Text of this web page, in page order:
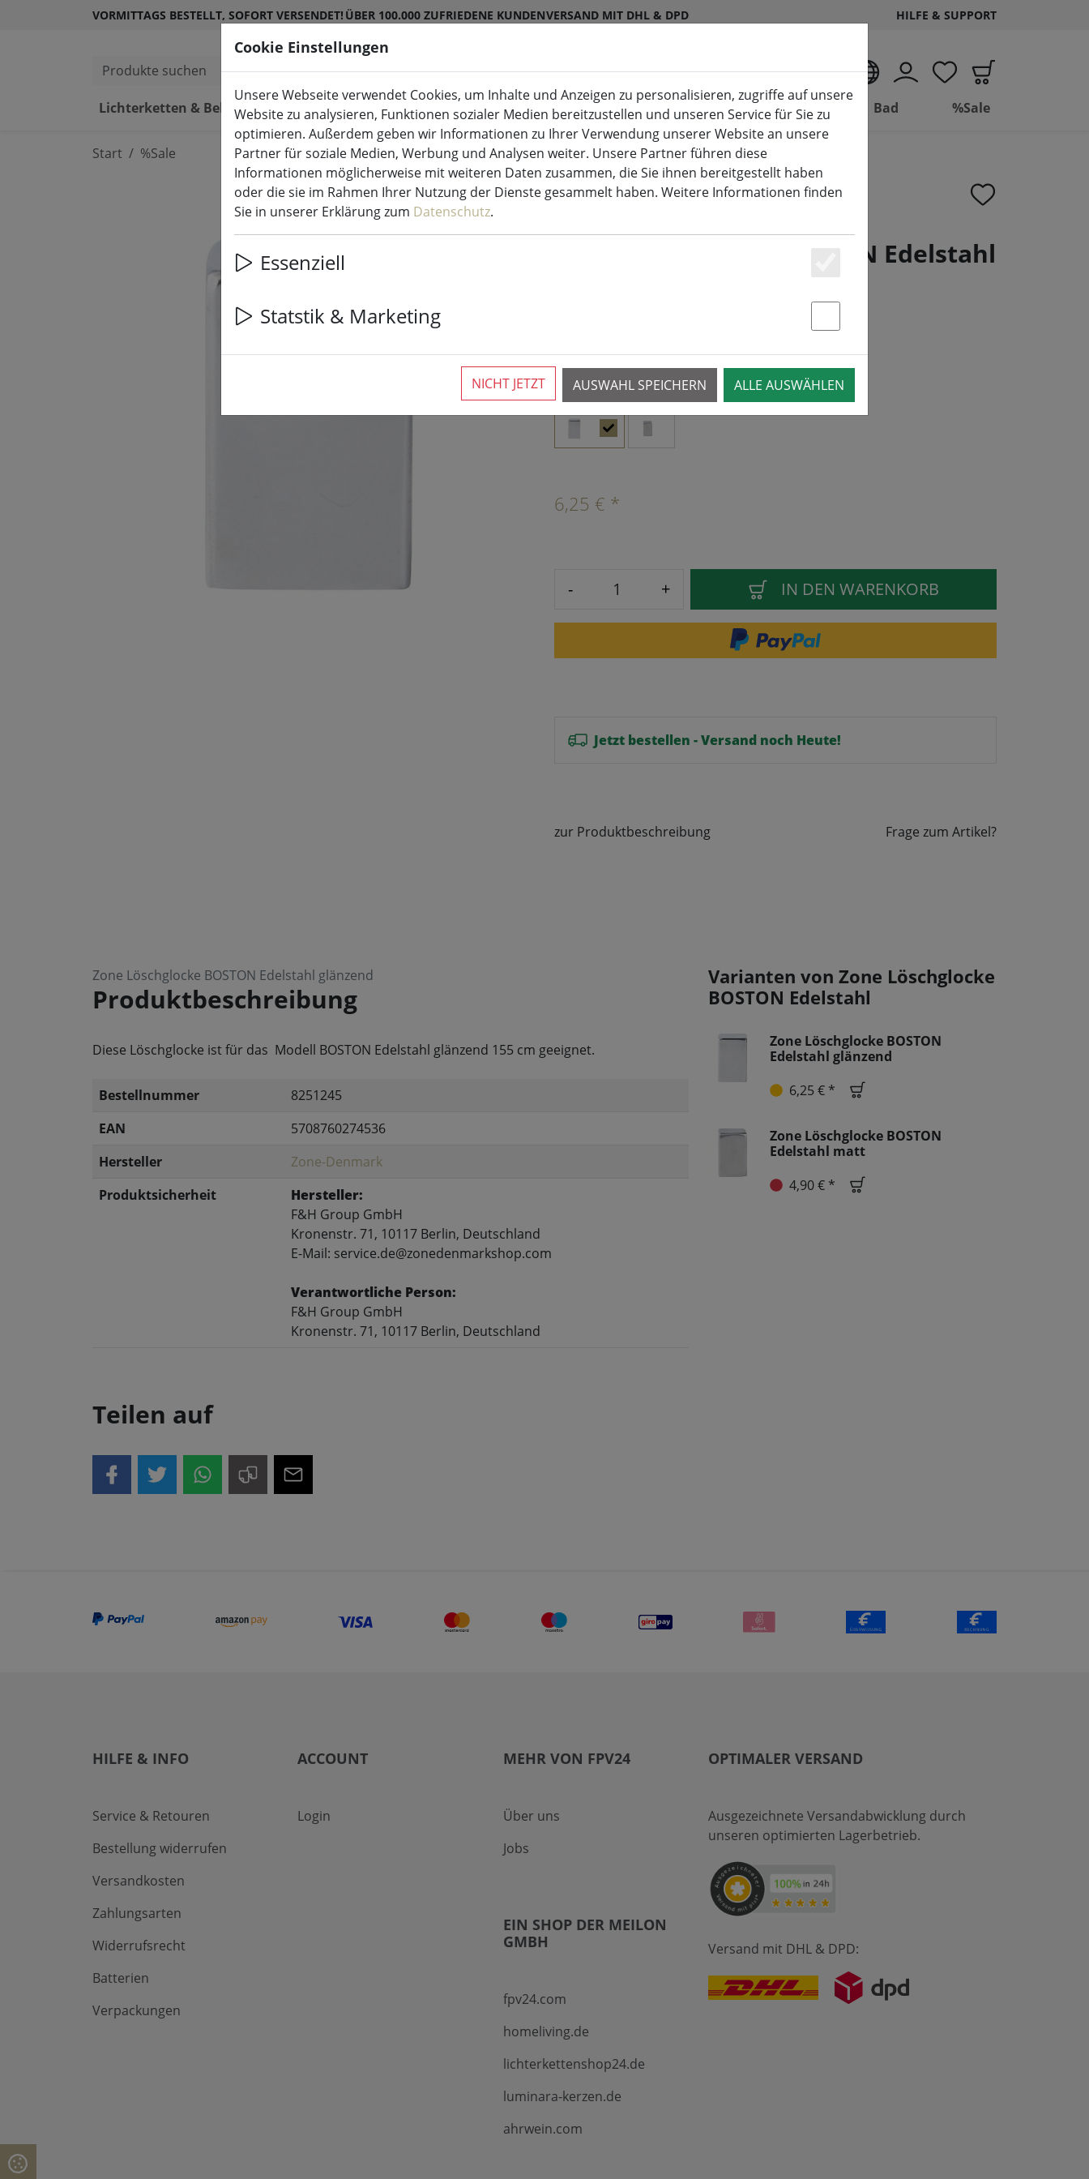
VORMITTAGS BESTELLT, SOFORT VERSENDET! ÜBER 100.000 ZUFRIEDENE KUNDENVERSAND MIT DHL & DPD HILFE & SUPPORT
Produkte suchen
DE
Lichterketten & Beleuchtung
LED-Kerzen Indoor & Outdoor Küche & Essen Wohnen Bad %Sale
Start %Sale
Zone Löschglocke BOSTON Edelstahl
VARIANTEN
6,25 € *
- + IN DEN WARENKORB
Jetzt bestellen - Versand noch Heute!
zur Produktbeschreibung Frage zum Artikel?
Zone Löschglocke BOSTON Edelstahl glänzend
Produktbeschreibung
Diese Löschglocke ist für das Modell BOSTON Edelstahl glänzend 155 cm geeignet.
Bestellnummer
8251245
EAN
5708760274536
Hersteller
Zone-Denmark
Produktsicherheit
Hersteller:
F&H Group GmbH
Kronenstr. 71, 10117 Berlin, Deutschland
E-Mail: service.de@zonedenmarkshop.com
Verantwortliche Person:
F&H Group GmbH
Kronenstr. 71, 10117 Berlin, Deutschland
Teilen auf
Varianten von Zone Löschglocke
BOSTON Edelstahl
Zone Löschglocke BOSTON
Edelstahl glänzend
6,25 € *
Zone Löschglocke BOSTON
Edelstahl matt
4,90 € *
HILFE & INFO
Service & Retouren
Bestellung widerrufen
Versandkosten
Zahlungsarten
Widerrufsrecht
Batterien
Verpackungen
ACCOUNT
Login
MEHR VON FPV24
Über uns
Jobs
EIN SHOP DER MEILON
GMBH
fpv24.com
homeliving.de
lichterkettenshop24.de
luminara-kerzen.de
ahrwein.com
OPTIMALER VERSAND
Ausgezeichnete Versandabwicklung durch
unseren optimierten Lagerbetrieb.
Versand mit DHL & DPD:
Cookie Einstellungen
Unsere Webseite verwendet Cookies, um Inhalte und Anzeigen zu personalisieren, zugriffe auf unsere
Website zu analysieren, Funktionen sozialer Medien bereitzustellen und unseren Service für Sie zu
optimieren. Außerdem geben wir Informationen zu Ihrer Verwendung unserer Website an unsere
Partner für soziale Medien, Werbung und Analysen weiter. Unsere Partner führen diese
Informationen möglicherweise mit weiteren Daten zusammen, die Sie ihnen bereitgestellt haben
oder die sie im Rahmen Ihrer Nutzung der Dienste gesammelt haben. Weitere Informationen finden
Sie in unserer Erklärung zum Datenschutz.
Essenziell
Statstik & Marketing
AUSWAHL SPEICHERN ALLE AUSWÄHLEN
NICHT JETZT